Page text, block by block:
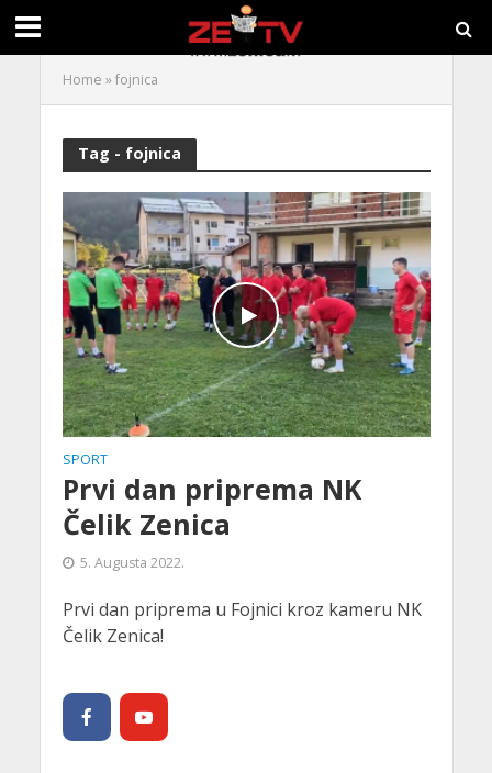
Home »fojnica
Tag - fojnica
SPORT
Prvi dan priprema NK
Čelik Zenica
5. Augusta 2022.
Prvi dan priprema u Fojnici kroz kameru NK
Čelik Zenica!